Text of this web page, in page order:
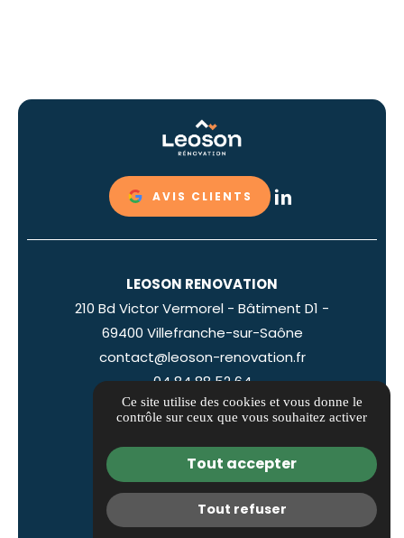
AVIS CLIENTS
LEOSON RENOVATION
210 Bd Victor Vermorel - Bâtiment D1 -
69400 Villefranche-sur-Saône
contact@leoson-renovation.fr
04 84 88 52 64
ITINÉRAIRE
Informations complémentaires
Mentions légales
Politique de confidentialité
Ce site utilise des cookies et vous donne le
contrôle sur ceux que vous souhaitez activer
Tout accepter
Tout refuser